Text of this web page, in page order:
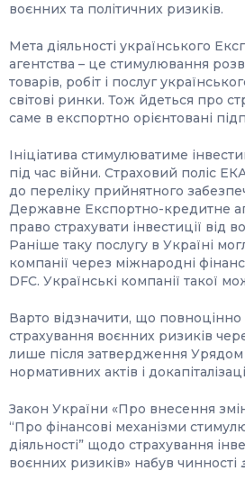
воєнних та політичних ризиків.
Мета діяльності українського
агентства – це стимулювання
товарів, робіт і послуг
світові ринки. Тож йдеться про
саме в експортно орієнтовані
Ініціатива стимулюватиме
під час війни. Страховий поліс
до переліку прийнятного
Державне Експортно-кредитне
право страхувати інвестиції від
Раніше таку послугу в Україні
компанії через міжнародні
DFC. Українські компанії такої
Варто відзначити, що повноцінно
страхування воєнних ризиків
лише після затвердження Урядом
нормативних актів і
Закон України «Про внесення
“Про фінансові механізми
діяльності” щодо страхування
воєнних ризиків» набув чинності